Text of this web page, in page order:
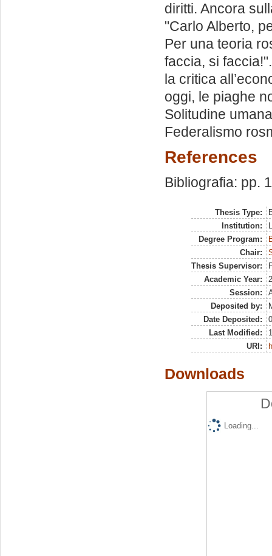
diritti. Ancora
"Carlo Alberto,
Per una teoria
faccia, si
la critica
oggi, le piaghe
Solitudine
Federalismo
References
Bibliografia: pp.
Thesis Type:
Institution:
Degree Program:
Chair:
Thesis Supervisor:
Academic Year:
Session:
Deposited by:
Date Deposited:
Last Modified:
URI:
Downloads
Loading...